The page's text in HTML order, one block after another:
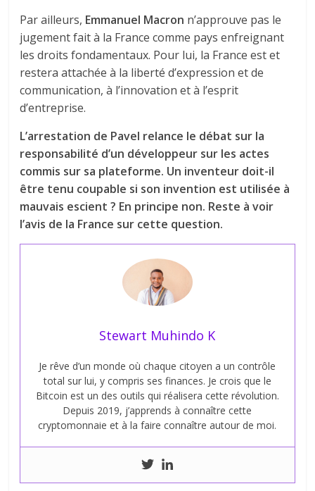
Par ailleurs, Emmanuel Macron n’approuve pas le
jugement fait à la France comme pays enfreignant
les droits fondamentaux. Pour lui, la France est et
restera attachée à la liberté d’expression et de
communication, à l’innovation et à l’esprit
d’entreprise.
L’arrestation de Pavel relance le débat sur la
responsabilité d’un développeur sur les actes
commis sur sa plateforme. Un inventeur doit-il
être tenu coupable si son invention est utilisée à
mauvais escient ? En principe non. Reste à voir
l’avis de la France sur cette question.
Stewart Muhindo K
Je rêve d’un monde où chaque citoyen a un contrôle
total sur lui, y compris ses finances. Je crois que le
Bitcoin est un des outils qui réalisera cette révolution.
Depuis 2019, j’apprends à connaître cette
cryptomonnaie et à la faire connaître autour de moi.